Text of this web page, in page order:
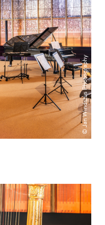
© Jan Windszus Photography